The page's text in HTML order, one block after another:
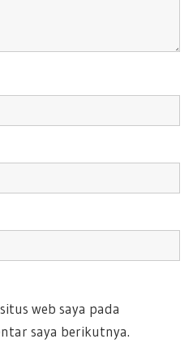
web saya pada
saya berikutnya.